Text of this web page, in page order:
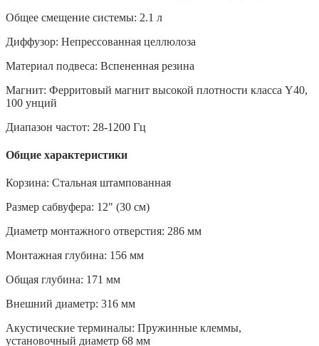
Общее смещение системы: 2.1 л
Диффузор: Непрессованная целлюлоза
Материал подвеса: Вспененная резина
Магнит: Ферритовый магнит высокой плотности класса Y40,
100 унций
Диапазон частот: 28-1200 Гц
Общие характеристики
Корзина: Стальная штампованная
Размер сабвуфера: 12" (30 см)
Диаметр монтажного отверстия: 286 мм
Монтажная глубина: 156 мм
Общая глубина: 171 мм
Внешний диаметр: 316 мм
Акустические терминалы: Пружинные клеммы,
установочный диаметр 68 мм